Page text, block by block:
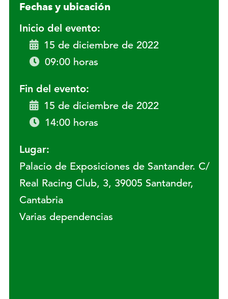
Fechas y ubicación
Inicio del evento:
15 de diciembre de 2022
09:00 horas
Fin del evento:
15 de diciembre de 2022
14:00 horas
Lugar:
Palacio de Exposiciones de Santander. C/
Real Racing Club, 3, 39005 Santander,
Cantabria
Varias dependencias